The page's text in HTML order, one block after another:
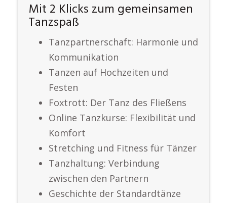
Mit 2 Klicks zum gemeinsamen
Tanzspaß
Tanzpartnerschaft: Harmonie und
Kommunikation
Tanzen auf Hochzeiten und
Festen
Foxtrott: Der Tanz des Fließens
Online Tanzkurse: Flexibilität und
Komfort
Stretching und Fitness für Tänzer
Tanzhaltung: Verbindung
zwischen den Partnern
Geschichte der Standardtänze